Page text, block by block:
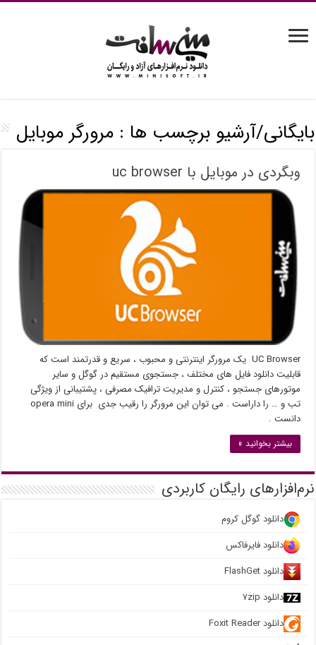
بایگانی/آرشیو برچسب ها :مرورگر موبایل
وبگردی در موبایل با uc browser
UC Browser یک مرورگر اینترنتی و محبوب ، سریع و قدرتمند است که
قابلیت دانلود فایل های مختلف ، جستجوی مستقیم در گوگل و سایر
موتورهای جستجو ،‌ کنترل و مدیریت ترافیک مصرفی ، پشتیبانی از ویژگی
تب و … را داراست . می توان این مرورگر را رقیب جدی برای opera mini
دانست .
بیشتر بخوانید »
نرم‌افزارهای رایگان کاربردی
دانلود گوگل کروم
دانلود فایرفاکس
دانلود FlashGet
دانلود ۷zip
دانلود Foxit Reader